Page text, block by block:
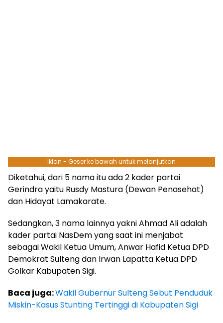
Iklan - Geser ke bawah untuk melanjutkan
Diketahui, dari 5 nama itu ada 2 kader partai
Gerindra yaitu Rusdy Mastura (Dewan Penasehat)
dan Hidayat Lamakarate.
Sedangkan, 3 nama lainnya yakni Ahmad Ali adalah
kader partai NasDem yang saat ini menjabat
sebagai Wakil Ketua Umum, Anwar Hafid Ketua DPD
Demokrat Sulteng dan Irwan Lapatta Ketua DPD
Golkar Kabupaten Sigi.
Baca juga:Wakil Gubernur Sulteng Sebut Penduduk
Miskin-Kasus Stunting Tertinggi di Kabupaten Sigi